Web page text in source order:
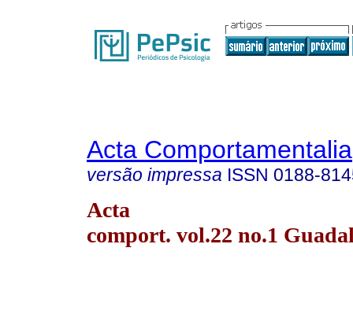
Acta Comportamentalia
versão impressa ISSN 0188-
Acta
comport. vol.22 no.1